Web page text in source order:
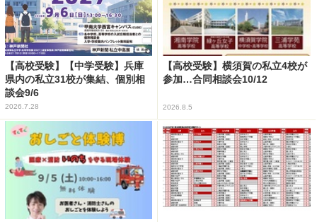
【高校受験】【中学受験】兵庫
県内の私立31校が集結、個別相
談会9/6
2026.7.28
【高校受験】横須賀の私立4校が
参加…合同相談会10/12
2026.8.5